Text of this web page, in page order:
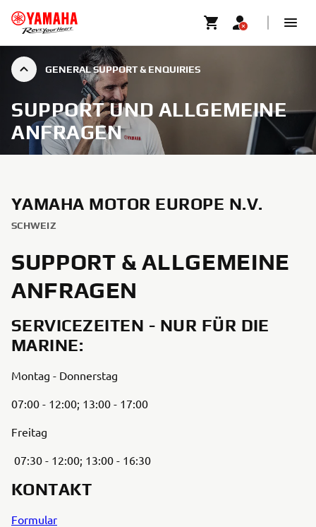
GENERAL SUPPORT & ENQUIRIES
SUPPORT UND ALLGEMEINE
ANFRAGEN
YAMAHA MOTOR EUROPE N.V.
SCHWEIZ
SUPPORT & ALLGEMEINE
ANFRAGEN
SERVICEZEITEN - NUR FÜR DIE
MARINE:
Montag - Donnerstag
07:00 - 12:00; 13:00 - 17:00
Freitag
07:30 - 12:00; 13:00 - 16:30
KONTAKT
Formular